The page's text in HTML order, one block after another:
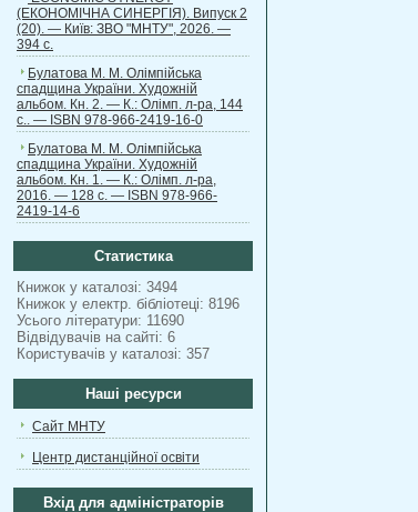
(ЕКОНОМІЧНА СИНЕРГІЯ). Випуск 2
(20). — Київ: ЗВО "МНТУ", 2026. —
394 с.
Булатова М. М. Олімпійська
спадщина України. Художній
альбом. Кн. 2. — К.: Олімп. л-ра, 144
с.. — ISBN 978-966-2419-16-0
Булатова М. М. Олімпійська
спадщина України. Художній
альбом. Кн. 1. — К.: Олімп. л-ра,
2016. — 128 с. — ISBN 978-966-
2419-14-6
Статистика
Книжок у каталозі: 3494
Книжок у електр. бібліотеці: 8196
Усього літератури: 11690
Відвідувачів на сайті: 6
Користувачів у каталозі: 357
Наші ресурси
Сайт МНТУ
Центр дистанційної освіти
Вхід для адміністраторів